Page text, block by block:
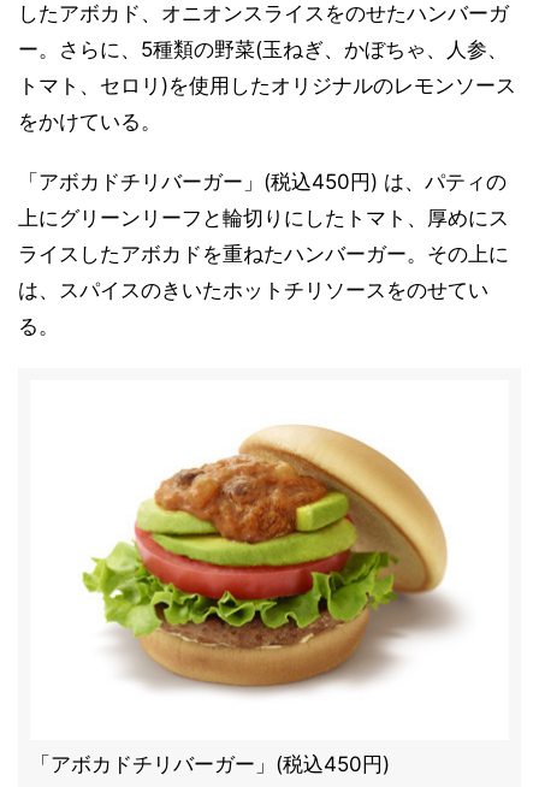
したアボカド、オニオンスライスをのせたハンバーガ
ー。さらに、5種類の野菜(玉ねぎ、かぼちゃ、人参、
トマト、セロリ)を使用したオリジナルのレモンソース
をかけている。
「アボカドチリバーガー」(税込450円) は、パティの
上にグリーンリーフと輪切りにしたトマト、厚めにス
ライスしたアボカドを重ねたハンバーガー。その上に
は、スパイスのきいたホットチリソースをのせてい
る。
「アボカドチリバーガー」(税込450円)